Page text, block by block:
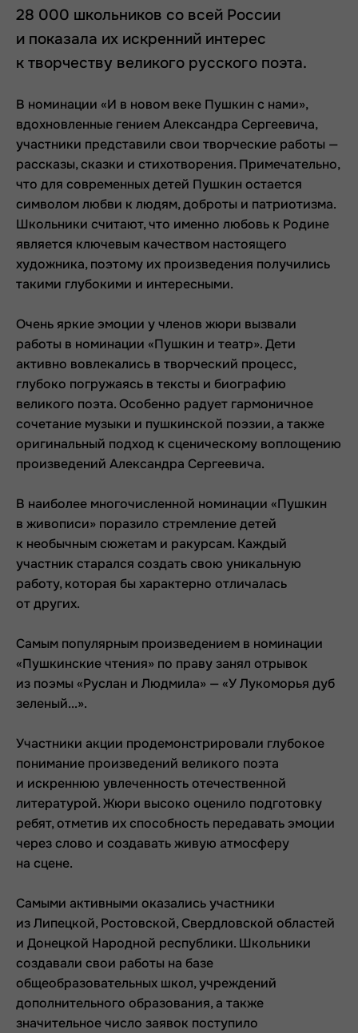
28 000 школьников со всей России
и показала их искренний интерес
к творчеству великого русского поэта.
В номинации «И в новом веке Пушкин с нами»,
вдохновленные гением Александра Сергеевича,
участники представили свои творческие работы —
рассказы, сказки и стихотворения. Примечательно,
что для современных детей Пушкин остается
символом любви к людям, доброты и патриотизма.
Школьники считают, что именно любовь к Родине
является ключевым качеством настоящего
художника, поэтому их произведения получились
такими глубокими и интересными.
Очень яркие эмоции у членов жюри вызвали
работы в номинации «Пушкин и театр». Дети
активно вовлекались в творческий процесс,
глубоко погружаясь в тексты и биографию
великого поэта. Особенно радует гармоничное
сочетание музыки и пушкинской поэзии, а также
оригинальный подход к сценическому воплощению
произведений Александра Сергеевича.
В наиболее многочисленной номинации «Пушкин
в живописи» поразило стремление детей
к необычным сюжетам и ракурсам. Каждый
участник старался создать свою уникальную
работу, которая бы характерно отличалась
от других.
Самым популярным произведением в номинации
«Пушкинские чтения» по праву занял отрывок
из поэмы «Руслан и Людмила» — «У Лукоморья дуб
зеленый...».
Участники акции продемонстрировали глубокое
понимание произведений великого поэта
и искреннюю увлеченность отечественной
литературой. Жюри высоко оценило подготовку
ребят, отметив их способность передавать эмоции
через слово и создавать живую атмосферу
на сцене.
Самыми активными оказались участники
из Липецкой, Ростовской, Свердловской областей
и Донецкой Народной республики. Школьники
создавали свои работы на базе
общеобразовательных школ, учреждений
дополнительного образования, а также
значительное число заявок поступило